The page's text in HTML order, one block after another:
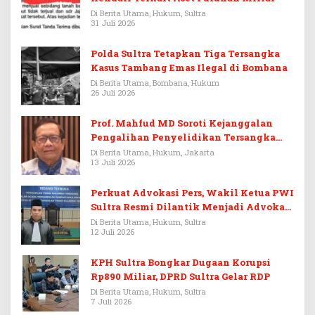
Di Berita Utama, Hukum, Sultra
31 Juli 2026
Polda Sultra Tetapkan Tiga Tersangka
Kasus Tambang Emas Ilegal di Bombana
Di Berita Utama, Bombana, Hukum
26 Juli 2026
Prof. Mahfud MD Soroti Kejanggalan
Pengalihan Penyelidikan Tersangka
Febrie Adriansyah
Di Berita Utama, Hukum, Jakarta
13 Juli 2026
Perkuat Advokasi Pers, Wakil Ketua PWI
Sultra Resmi Dilantik Menjadi Advokat
PERADI
Di Berita Utama, Hukum, Sultra
12 Juli 2026
KPH Sultra Bongkar Dugaan Korupsi
Rp890 Miliar, DPRD Sultra Gelar RDP
Di Berita Utama, Hukum, Sultra
7 Juli 2026